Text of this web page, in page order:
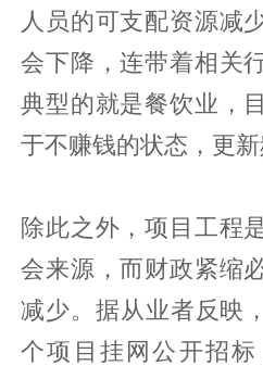
人员的可支配资源减
会下降，连带着相关
典型的就是餐饮业，
于不赚钱的状态，更新
除此之外，项目工程
会来源，而财政紧缩
减少。据从业者反映
个项目挂网公开招